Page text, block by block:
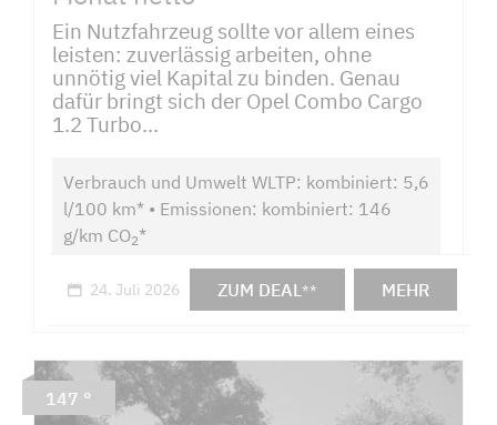
Ein Nutzfahrzeug sollte vor allem eines
leisten: zuverlässig arbeiten, ohne
unnötig viel Kapital zu binden. Genau
dafür bringt sich der Opel Combo Cargo
1.2 Turbo...
Verbrauch und Umwelt WLTP: kombiniert: 5,6
l/100 km* • Emissionen: kombiniert: 146
g/km CO2*
24. Juli 2026 ZUM DEAL** MEHR
147 °